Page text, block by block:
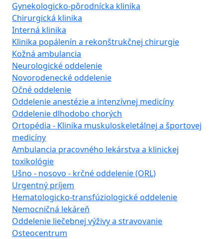
Gynekologicko-pôrodnícka klinika
Chirurgická klinika
Interná klinika
Klinika popálenín a rekonštrukčnej chirurgie
Kožná ambulancia
Neurologické oddelenie
Novorodenecké oddelenie
Očné oddelenie
Oddelenie anestézie a intenzívnej medicíny
Oddelenie dlhodobo chorých
Ortopédia - Klinika muskuloskeletálnej a športovej
medicíny
Ambulancia pracovného lekárstva a klinickej
toxikológie
Ušno - nosovo - krčné oddelenie (ORL)
Urgentný príjem
Hematologicko-transfúziologické oddelenie
Nemocničná lekáreň
Oddelenie liečebnej výživy a stravovanie
Osteocentrum